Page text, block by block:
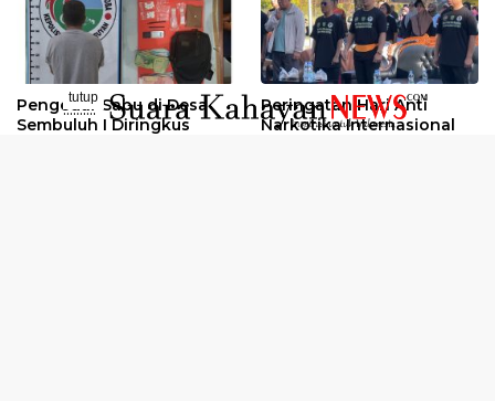
Pengedar Sabu di Desa
Sembuluh I Diringkus
Peringatan Hari Anti
Narkotika Internasional
tutup
..........